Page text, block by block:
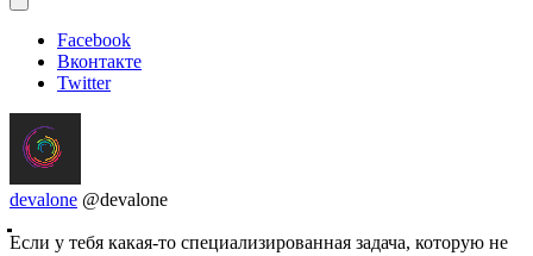
Facebook
Вконтакте
Twitter
devalone @devalone
Если у тебя какая-то специализированная задача, которую не